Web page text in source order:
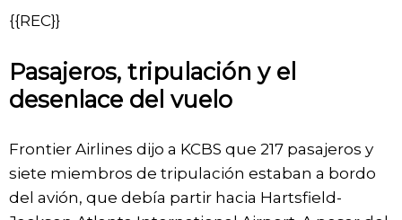
{{REC}}
Pasajeros, tripulación y el
desenlace del vuelo
Frontier Airlines dijo a KCBS que 217 pasajeros y
siete miembros de tripulación estaban a bordo
del avión, que debía partir hacia Hartsfield-